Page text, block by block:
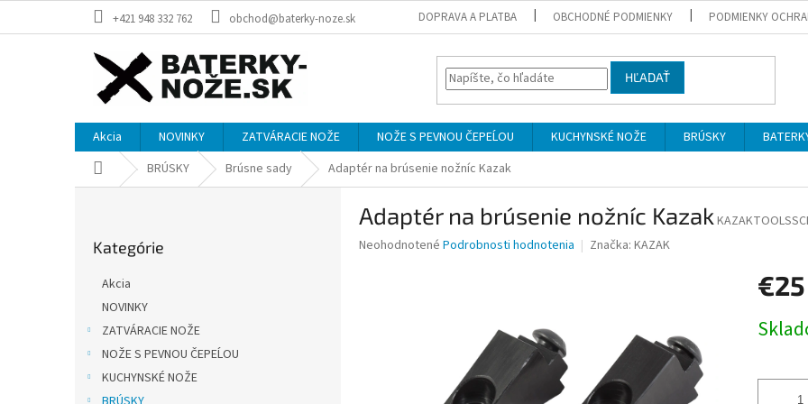
+421 948 332 762 obchod@baterky-noze.sk DOPRAVA A PLATBA OBCHODNÉ PODMIENKY PODMIENKY
HĽADAŤ
Akcia NOVINKY ZATVÁRACIE NOŽE NOŽE S PEVNOU ČEPEĹOU KUCHYNSKÉ NOŽE BRÚSKY
DomovBRÚSKY Brúsne sady Adaptér na brúsenie nožníc Kazak
kategórie
Kategórie
Akcia
NOVINKY
ZATVÁRACIE NOŽE
NOŽE S PEVNOU ČEPEĹOU
KUCHYNSKÉ NOŽE
Adaptér na brúsenie nožníc Kazak
Priemerné
Neohodnotené Podrobnosti hodnotenia Značka: KAZAK
€25
cena: